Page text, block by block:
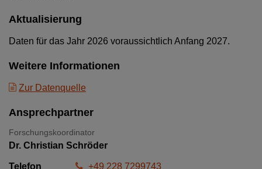
Aktualisierung
Daten für das Jahr 2026 voraussichtlich Anfang 2027.
Weitere Informationen
Zur Datenquelle
Ansprechpartner
Forschungskoordinator
Dr. Christian Schröder
Telefon
+49 228 7299743